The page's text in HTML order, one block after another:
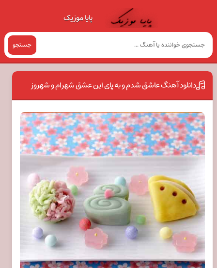
پایا موزیک
جستجو
دانلود آهنگ عاشق شدم و به پای این عشق شهرام و شهروز